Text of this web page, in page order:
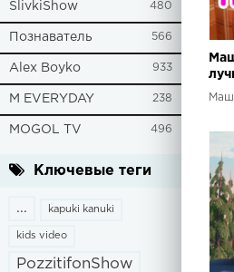
SlivkiShow 480
Познаватель 566
Alex Boyko 933
M EVERYDAY 238
MOGOL TV 496
Ключевые теги
... kapuki kanuki
kids video
PozzitifonShow